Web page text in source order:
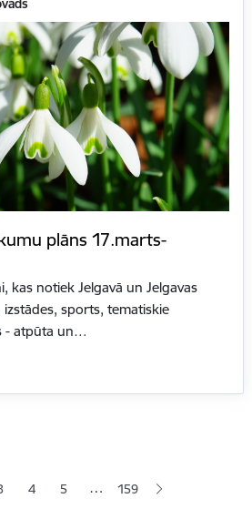
plāns 17.marts-
kas notiek Jelgavā un Jelgavas
sports, tematiskie
- atpūta un…
Lapa
4 Lapa
5 … 159